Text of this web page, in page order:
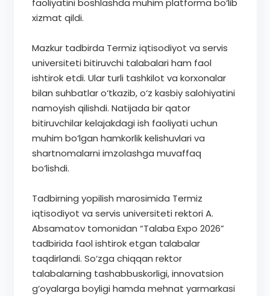
xizmat qildi.
Mazkur tadbirda Termiz iqtisodiyot va servis
universiteti bitiruvchi talabalari ham faol
ishtirok etdi. Ular turli tashkilot va korxonalar
bilan suhbatlar o‘tkazib, o‘z kasbiy salohiyatini
namoyish qilishdi. Natijada bir qator
bitiruvchilar kelajakdagi ish faoliyati uchun
muhim bo‘lgan hamkorlik kelishuvlari va
shartnomalarni imzolashga muvaffaq
bo‘lishdi.
Tadbirning yopilish marosimida Termiz
iqtisodiyot va servis universiteti rektori A.
Absamatov tomonidan “Talaba Expo 2026”
tadbirida faol ishtirok etgan talabalar
taqdirlandi. So‘zga chiqqan rektor
talabalarning tashabbuskorligi, innovatsion
g‘oyalarga boyligi hamda mehnat yarmarkasi